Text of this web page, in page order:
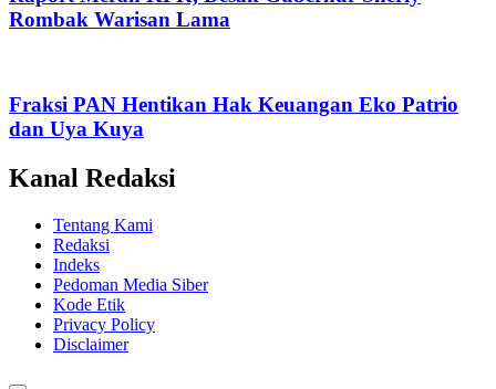
Rombak Warisan Lama
Fraksi PAN Hentikan Hak Keuangan Eko Patrio
dan Uya Kuya
Kanal Redaksi
Tentang Kami
Redaksi
Indeks
Pedoman Media Siber
Kode Etik
Privacy Policy
Disclaimer